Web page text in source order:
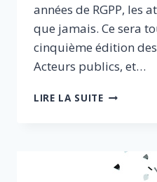
années de RGPP, les
que jamais. Ce sera
cinquième édition
Acteurs publics, et…
LIRE LA SUITE
: SOIRÉE
DES